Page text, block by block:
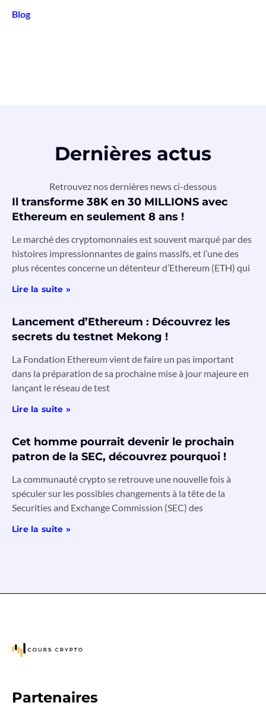
Blog
Dernières actus
Retrouvez nos dernières news ci-dessous
Il transforme 38K en 30 MILLIONS avec
Ethereum en seulement 8 ans !
Le marché des cryptomonnaies est souvent marqué par des
histoires impressionnantes de gains massifs, et l’une des
plus récentes concerne un détenteur d’Ethereum (ETH) qui
Lire la suite »
Lancement d’Ethereum : Découvrez les
secrets du testnet Mekong !
La Fondation Ethereum vient de faire un pas important
dans la préparation de sa prochaine mise à jour majeure en
lançant le réseau de test
Lire la suite »
Cet homme pourrait devenir le prochain
patron de la SEC, découvrez pourquoi !
La communauté crypto se retrouve une nouvelle fois à
spéculer sur les possibles changements à la tête de la
Securities and Exchange Commission (SEC) des
Lire la suite »
Partenaires